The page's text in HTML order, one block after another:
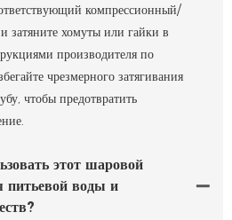
компрессионный/
затяните хомуты или гайки в
производителя по
чрезмерного затягивания
чтобы предотвратить
этот шаровой
воды и